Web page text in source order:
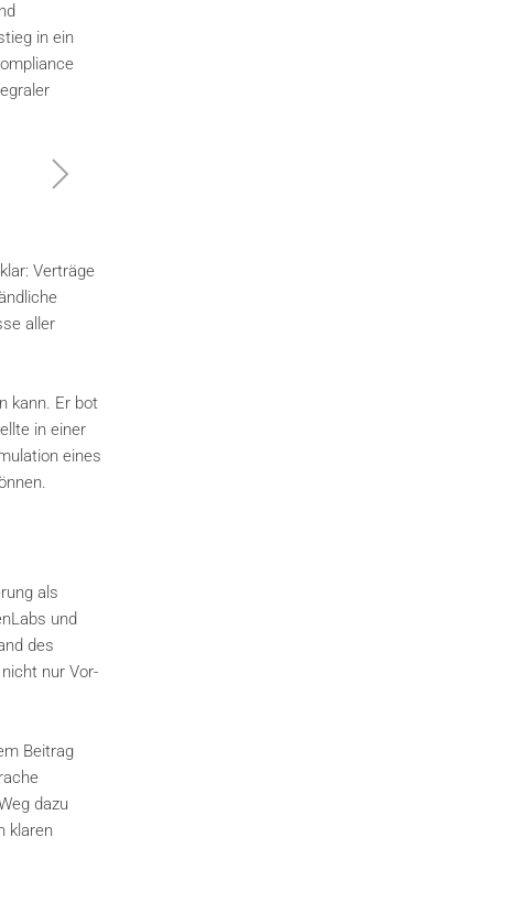
in ein
Verträge
aller
kann. Er bot
in einer
eines
als
und
des
nur Vor-
Beitrag
dazu
klaren